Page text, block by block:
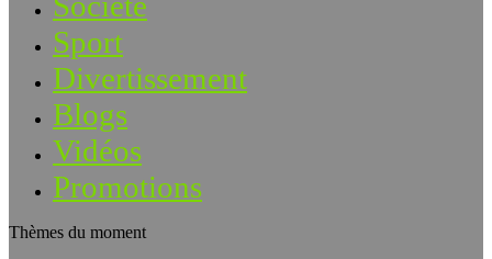
Sport
Divertissement
Blogs
Vidéos
Promotions
Thèmes du moment